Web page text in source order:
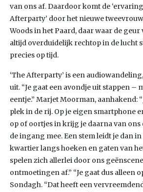
van ons af. Daardoor komt de
Afterparty’ door het nieuwe
Woods in het Paard, daar waar de
altijd overduidelijk rechtop in de lucht
precies op tijd.
‘The Afterparty’ is een
uit. “Je gaat een avondje uit stappen –
eentje.” Marjet Moorman, aanhakend:
plek in de rij. Op je eigen smartphone
op of oortjes in krijg je daarna van ons
de ingang mee. Een stem leidt je dan
kwartier langs hoeken en gaten van
spelen zich allerlei door ons
ontmoetingen af.” “Je gaat dus alleen
Sondagh. “Dat heeft een